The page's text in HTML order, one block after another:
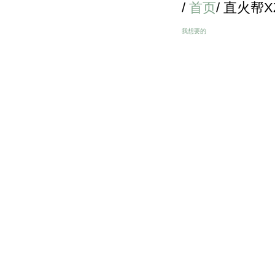
/ 首页/ 直火帮
我想要的